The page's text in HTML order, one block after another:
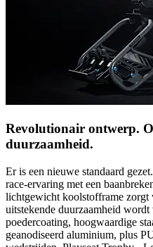
Revolutionair ontwerp.
duurzaamheid.
Er is een nieuwe standaard
race-ervaring met een
lichtgewicht koolstofframe zorgt
uitstekende duurzaamheid
poedercoating, hoogwaardige
geanodiseerd aluminium, plus